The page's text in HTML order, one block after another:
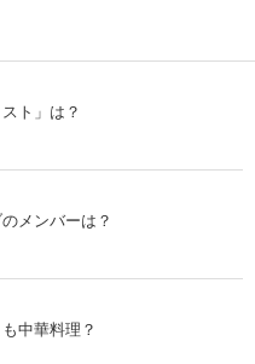
ト」は？
メンバーは？
中華料理？